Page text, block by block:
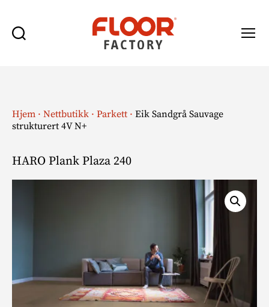
Hjem · Nettbutikk · Parkett · Eik Sandgrå Sauvage
strukturert 4V N+
HARO Plank Plaza 240